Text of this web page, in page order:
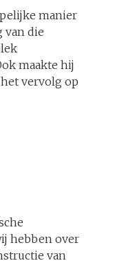
manier
van die
maakte hij
vervolg op
hebben over
van